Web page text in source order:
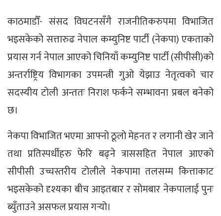
काठमाडौँ- संसद विघटनसँगै राजनीतिकरुपमा विभाजित
भइसकेको सत्तारुढ नेपाल कम्युनिष्ट पार्टी (नेकपा) एकताको
प्रयास गर्न नेपाल आएको चिनियाँ कम्युनिष्ट पार्टी (सीपीसी)को
अन्तर्राष्ट्रिय विभागका उपमन्त्री गुओ येझाउ नेतृत्वको चार
सदस्यीय टोली अन्ततः निराश फर्कने सम्भावना प्रबल बनेको
छ।
नेकपा विभाजित भएमा आफ्नो ठूलो मेहनत र लगानी खेर जाने
तथा प्रतिस्पर्धीहरु फेरि बढ्ने त्राससहित नेपाल आएको
सीपीसी उच्चस्तरीय टोलीले नेकपामा तलसम्म कित्ताकाट
भइसकेको दृश्यका बीच आइतबार र सोमबार नेकपालाई पुनः
ब्युँताउने असफल प्रयास गर्‍यो।